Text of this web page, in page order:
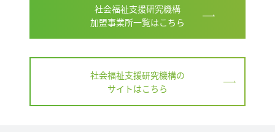
社会福祉支援研究機構
加盟事業所一覧はこちら
社会福祉支援研究機構の
サイトはこちら